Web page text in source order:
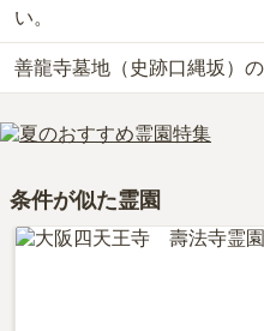
お求めいただけます。
なお、善龍寺墓地（史跡口縄坂
約82万円（墓石代別途）です。
お墓は、価格が高いものがよい
りません。大切なのは、ご家族
きる場所を選ぶことです。
い。
公共交通機関の場合、地下鉄谷
徒歩約4分です。
詳しいルートや地図は、本ペー
確認ください。
善龍寺墓地（史跡口縄坂）
当サイトに寄せられた総合評価
周辺施設が高く評価されています
り、御線香など忘れても買い物
円以上お買い上げで90分無料な
れる」といったお声をいただい
条件が似た霊園